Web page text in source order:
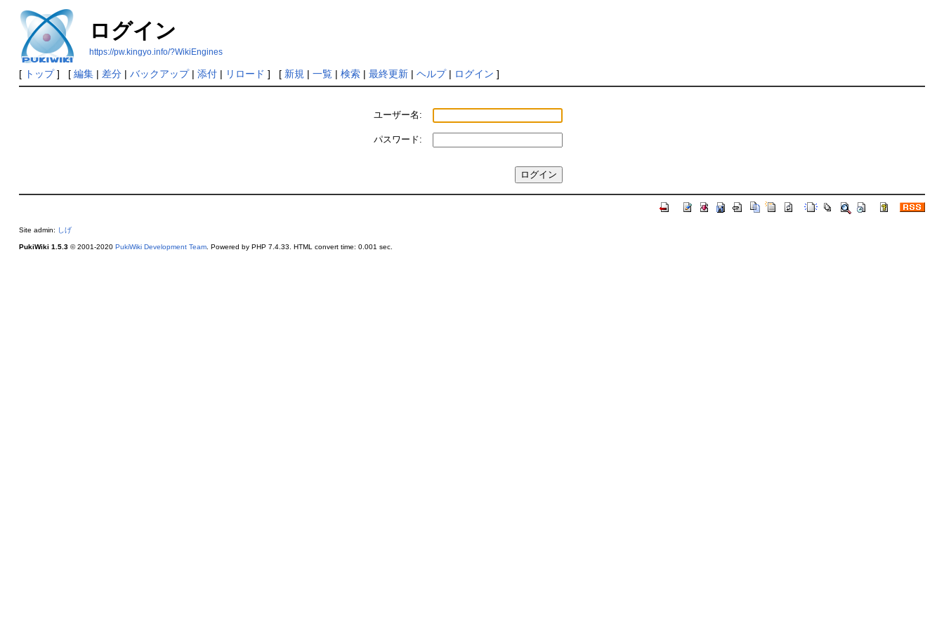
ログイン
https://pw.kingyo.info/?WikiEngines
[ トップ] [ 編集| 差分| バックアップ| 添付| リロード ] [ 新規 | 一覧| 検索| 最終更新| ヘルプ| ログイン ]
ユーザー名:
パスワード:
Site admin: しげ
PukiWiki 1.5.3© 2001-2020 PukiWiki Development Team. Powered by PHP 7.4.33. HTML convert time: 0.001 sec.